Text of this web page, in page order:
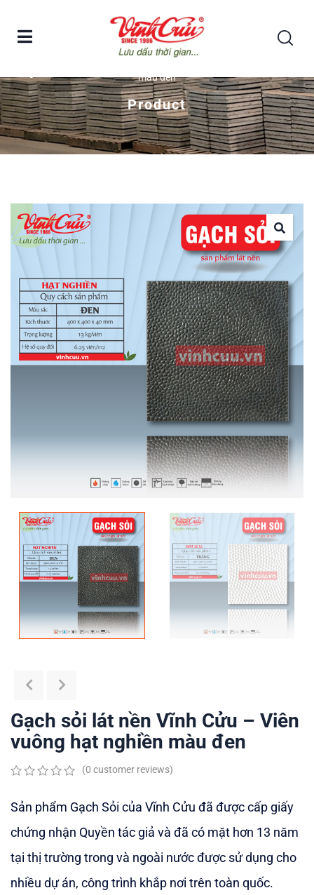
màu đen
Product
Gạch sỏi lát nền Vĩnh Cửu – Viên
vuông hạt nghiền màu đen
out
of
based
on
customer
ratings
(0 customer reviews)
Sản phẩm Gạch Sỏi của Vĩnh Cửu đã được cấp giấy
chứng nhận Quyền tác giả và đã có mặt hơn 13 năm
tại thị trường trong và ngoài nước được sử dụng cho
nhiều dự án, công trình khắp nơi trên toàn quốc.